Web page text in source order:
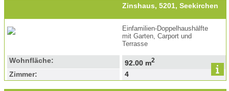
Zinshaus, 5201, Seekirchen
Einfamilien-Doppelhaushälfte
mit Garten, Carport und
Terrasse
Wohnfläche: 92.00 m2
Zimmer: 4